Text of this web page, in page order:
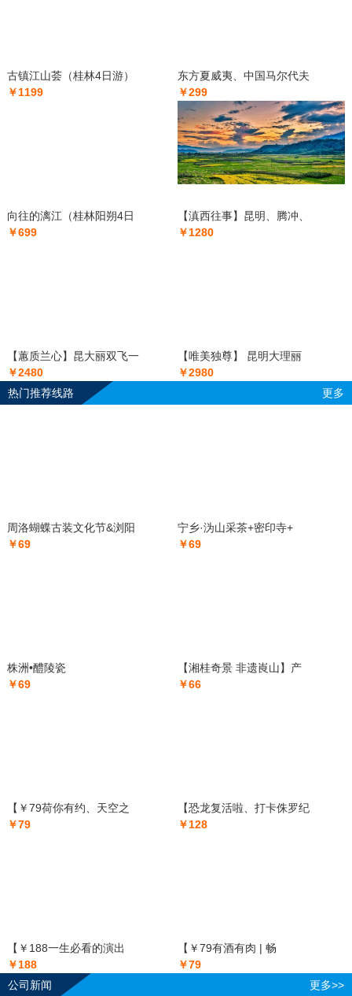
古镇江山荟（桂林4日游）
￥1199
东方夏威夷、中国马尔代夫
￥299
向往的漓江（桂林阳朔4日
￥699
【滇西往事】昆明、腾冲、
￥1280
【蕙质兰心】昆大丽双飞一
￥2480
【唯美独尊】 昆明大理丽
￥2980
热门推荐线路
更多
周洛蝴蝶古装文化节&浏阳
￥69
宁乡·沩山采茶+密印寺+
￥69
株洲•醴陵瓷
￥69
【湘桂奇景 非遗崀山】产
￥66
【￥79荷你有约、天空之
￥79
【恐龙复活啦、打卡侏罗纪
￥128
【￥188一生必看的演出
￥188
【￥79有酒有肉 | 畅
￥79
公司新闻
更多>>